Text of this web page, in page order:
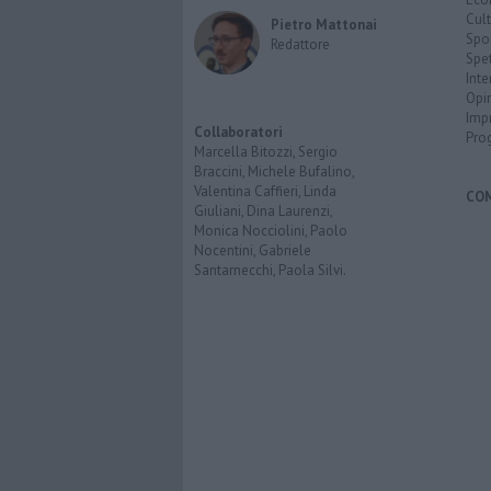
Pietro Mattonai
Redattore
Collaboratori
Marcella Bitozzi, Sergio
Braccini, Michele Bufalino,
Valentina Caffieri, Linda
Giuliani, Dina Laurenzi,
Monica Nocciolini, Paolo
Nocentini, Gabriele
Santarnecchi, Paola Silvi.